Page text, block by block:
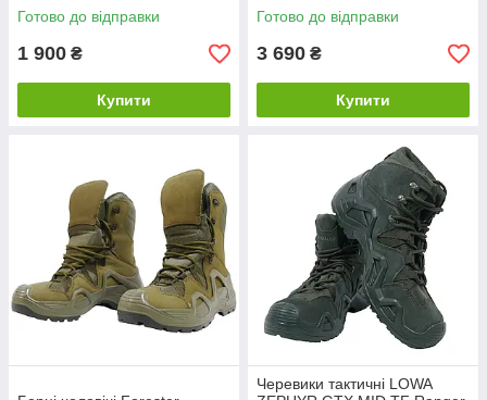
Готово до відправки
1 900 ₴
Купити
Готово до відправки
3 690 ₴
Купити
Черевики тактичні LOWA